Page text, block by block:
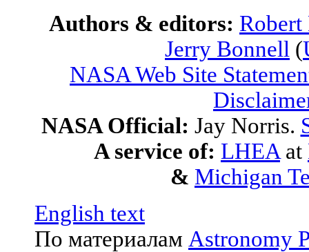
Authors & editors:
Jerry Bonnell (
NASA Web Site
NASA Official: Jay Norris.
A service of: LHEA at
& Michigan
English text
По материалам Astronomy